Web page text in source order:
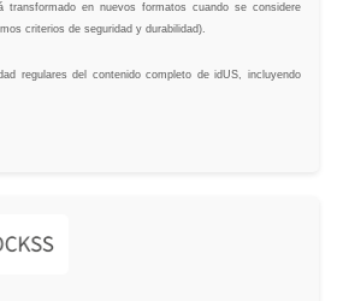
transformado en nuevos formatos cuando se considere
criterios de seguridad y durabilidad).
regulares del contenido completo de idUS, incluyendo